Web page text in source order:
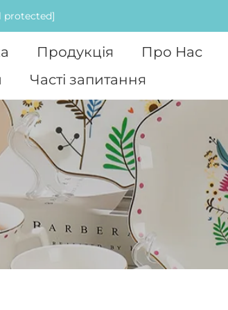
protected]
Продукція Про Нас
Часті запитання